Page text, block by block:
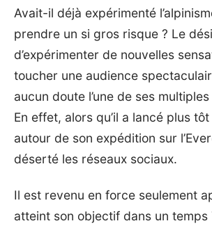
Avait-il déjà expérimenté
prendre un si gros risque ? Le
d’expérimenter de nouvelles
toucher une audience
aucun doute l’une de ses
En effet, alors qu’il a lancé plus
autour de son expédition sur
déserté les réseaux sociaux.
Il est revenu en force seulement
atteint son objectif dans un temps